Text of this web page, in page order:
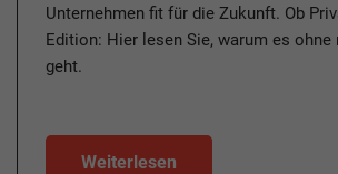
Unternehmen fit für die Zukunft. Ob
Edition: Hier lesen Sie, warum es ohne
geht.
Weiterlesen